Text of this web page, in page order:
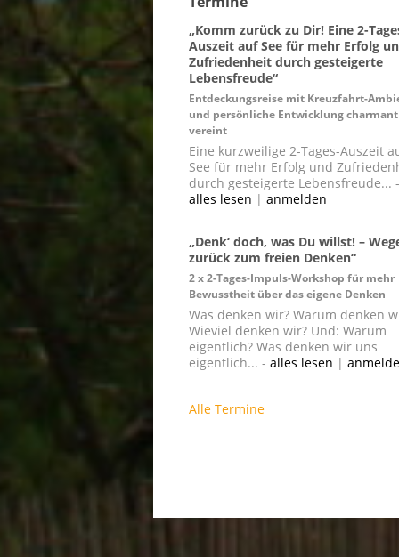
„Komm zurück zu Dir! Eine 2-
Auszeit auf See für mehr Erfolg
Zufriedenheit durch gesteigerte
Lebensfreude“
Entdeckungsreise mit Kreuzfahrt-
und persönliche Entwicklung charmant
vereint
Eine kurzweilige 2-Tages-Auszeit
See für mehr Erfolg und
durch gesteigerte Lebensfreude... -
alles lesen | anmelden
„Denk‘ doch, was Du willst! –
zurück zum freien Denken“
2 x 2-Tages-Impuls-Workshop für mehr
Bewusstheit über das eigene Denken
Was denken wir? Warum denken
Wieviel denken wir? Und: Warum
eigentlich? Was denken wir uns
eigentlich... - alles lesen |
Alle Termine